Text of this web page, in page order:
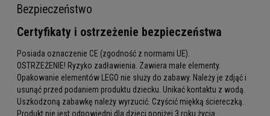
Bezpieczeństwo
Certyfikaty i ostrzeżenie bezpieczeństwa
Posiada oznaczenie CE (zgodność z normami UE).
OSTRZEŻENIE! Ryzyko zadławienia. Zawiera małe elementy.
Opakowanie elementów LEGO nie służy do zabawy. Należy je zdjąć i
usunąć przed podaniem produktu dziecku. Unikać kontaktu z wodą.
Uszkodzoną zabawkę należy wyrzucić. Czyścić miękką ściereczką.
Produkt nie jest odpowiedni dla dzieci poniżej 3 roku życia.